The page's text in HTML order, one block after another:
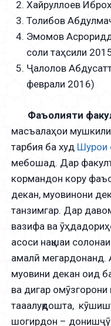
Хайруллоев
Толибов
Эмомов
соли таҳсили
Ҷалолов
феврали 2016)
Фаъолияти
масъалаҳои
тарбия ба худ Шурои
мебошад. Дар
кормандон кору
декан, муовинони
танзимгар. Дар
вазифа ва
асоси нақшаи
амалӣ мегардонанд.
муовини декан оид
ва дигар
тааалуқдошта,
шогирдон –